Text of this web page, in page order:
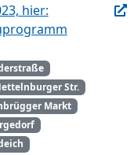
hier:
Str.
Markt